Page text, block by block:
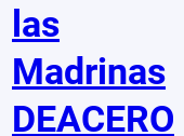
las
Madrinas
DEACERO